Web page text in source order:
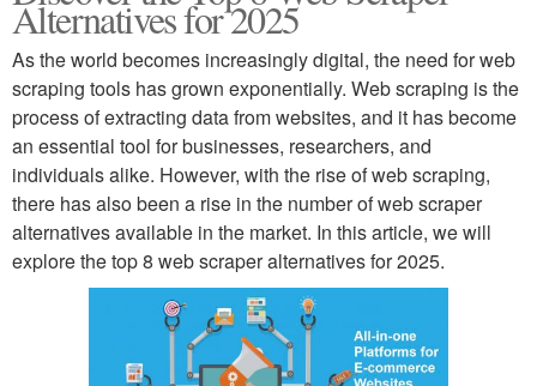
Alternatives for 2025
As the world becomes increasingly digital, the need for web
scraping tools has grown exponentially. Web scraping is the
process of extracting data from websites, and it has become
an essential tool for businesses, researchers, and
individuals alike. However, with the rise of web scraping,
there has also been a rise in the number of web scraper
alternatives available in the market. In this article, we will
explore the top 8 web scraper alternatives for 2025.